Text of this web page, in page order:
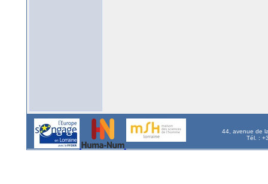
44, avenue de
Tél. :